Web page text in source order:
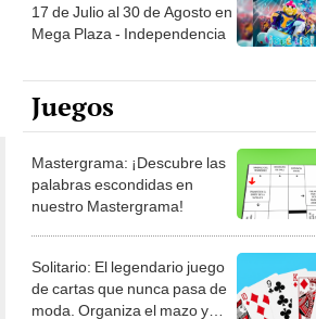
17 de Julio al 30 de Agosto en
Mega Plaza - Independencia
Juegos
Mastergrama: ¡Descubre las
palabras escondidas en
nuestro Mastergrama!
Solitario: El legendario juego
de cartas que nunca pasa de
moda. Organiza el mazo y